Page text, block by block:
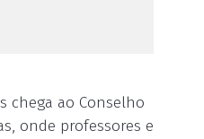
chega ao Conselho
onde professores e